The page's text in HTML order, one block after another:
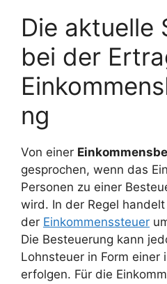
Die aktuelle
bei der
ng
Von einer
gesprochen, wenn das
Personen zu einer
wird. In der Regel
der Einkommenssteuer
Die Besteuerung kann
Lohnsteuer in Form einer
erfolgen. Für die